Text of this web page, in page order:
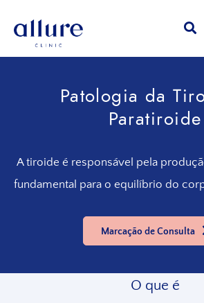
para
para
Allure
Allure
Vascular,
Endocrinologia,
Dermatológicos
Patologia da
Paratiroide
A tiroide é responsável pela
fundamental para o equilíbrio do
Marcação de Consulta
O que é